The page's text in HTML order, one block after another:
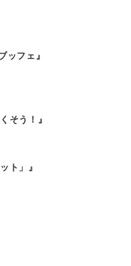
ッフェ』
そう！』
ト」』